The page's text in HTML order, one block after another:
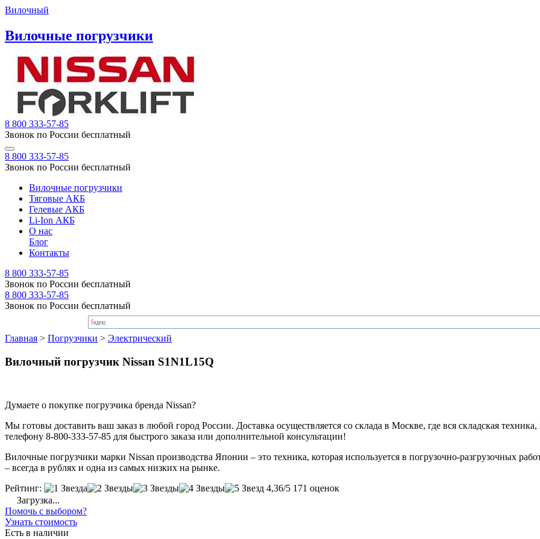
Вилочный
Вилочные погрузчики
8 800 333-57-85
Звонок по России бесплатный
8 800 333-57-85
Звонок по России бесплатный
Вилочные погрузчики
Тяговые АКБ
Гелевые АКБ
Li-Ion АКБ
О нас
Блог
Контакты
8 800 333-57-85
Звонок по России бесплатный
8 800 333-57-85
Звонок по России бесплатный
Главная > Погрузчики > Электрический
Вилочный погрузчик Nissan S1N1L15Q
Думаете о покупке погрузчика бренда Nissan?
Мы готовы доставить ваш заказ в любой город России. Доставка осуществляется со склада в Москве, где вся складская
телефону 8-800-333-57-85 для быстрого заказа или дополнительной консультации!
Вилочные погрузчики марки Nissan производства Японии – это техника, которая используется в погрузочно-разгрузочных
– всегда в рублях и одна из самых низких на рынке.
Рейтинг:
4,36/5 171 оценок
Загрузка...
Помочь с выбором?
Узнать стоимость
Есть в наличии